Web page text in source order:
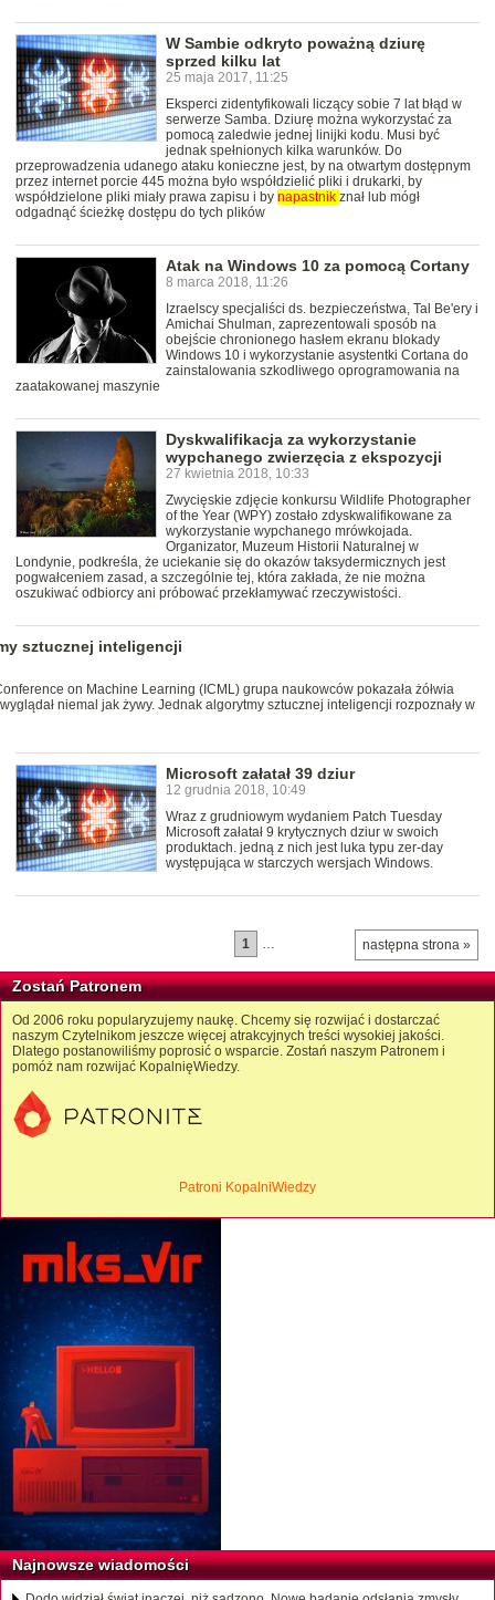
W Sambie odkryto poważną dziurę
sprzed kilku lat
25 maja 2017, 11:25
Eksperci zidentyfikowali liczący sobie 7 lat błąd w
serwerze Samba. Dziurę można wykorzystać za
pomocą zaledwie jednej linijki kodu. Musi być
jednak spełnionych kilka warunków. Do
przeprowadzenia udanego ataku konieczne jest, by na otwartym dostępnym
przez internet porcie 445 można było współdzielić pliki i drukarki, by
współdzielone pliki miały prawa zapisu i by napastnik znał lub mógł
odgadnąć ścieżkę dostępu do tych plików
Atak na Windows 10 za pomocą Cortany
8 marca 2018, 11:26
Izraelscy specjaliści ds. bezpieczeństwa, Tal Be'ery i
Amichai Shulman, zaprezentowali sposób na
obejście chronionego hasłem ekranu blokady
Windows 10 i wykorzystanie asystentki Cortana do
zainstalowania szkodliwego oprogramowania na
zaatakowanej maszynie
Dyskwalifikacja za wykorzystanie
wypchanego zwierzęcia z ekspozycji
27 kwietnia 2018, 10:33
Zwycięskie zdjęcie konkursu Wildlife Photographer
of the Year (WPY) zostało zdyskwalifikowane za
wykorzystanie wypchanego mrówkojada.
Organizator, Muzeum Historii Naturalnej w
Londynie, podkreśla, że uciekanie się do okazów taksydermicznych jest
pogwałceniem zasad, a szczególnie tej, która zakłada, że nie można
oszukiwać odbiorcy ani próbować przekłamywać rzeczywistości.
sztucznej inteligencji
on Machine Learning (ICML) grupa naukowców pokazała żółwia
niemal jak żywy. Jednak algorytmy sztucznej inteligencji rozpoznały w
Microsoft załatał 39 dziur
12 grudnia 2018, 10:49
Wraz z grudniowym wydaniem Patch Tuesday
Microsoft załatał 9 krytycznych dziur w swoich
produktach. jedną z nich jest luka typu zer-day
występująca w starczych wersjach Windows.
następna strona »
1 …
Zostań Patronem
Od 2006 roku popularyzujemy naukę. Chcemy się rozwijać i dostarczać
naszym Czytelnikom jeszcze więcej atrakcyjnych treści wysokiej jakości.
Dlatego postanowiliśmy poprosić o wsparcie. Zostań naszym Patronem i
pomóż nam rozwijać KopalnięWiedzy.
Patroni KopalniWiedzy
Najnowsze wiadomości